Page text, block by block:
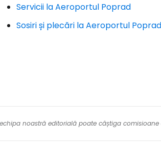
Servicii la Aeroportul Poprad
Sosiri și plecări la Aeroportul Poprad
noastră editorială poate câștiga